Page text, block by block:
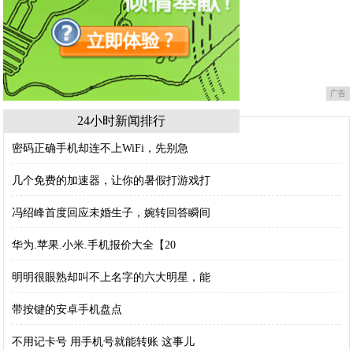
广告
24小时新闻排行
密码正确手机却连不上WiFi，先别急
几个免费的加速器，让你的暑假打游戏打
冯绍峰首度回应未婚生子，婉转回答瞬间
华为.苹果.小米.手机报价大全【20
明明很眼熟却叫不上名字的六大明星，能
带按键的安卓手机盘点
不用记卡号 用手机号就能转账 这事儿